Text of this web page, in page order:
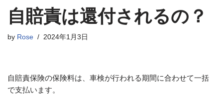
ツ
へ
キ
自賠責は還付されるの？
by Rose 2024年1月3日
自賠責保険の保険料は、車検が行われる期間に合わせて一括
で支払います。